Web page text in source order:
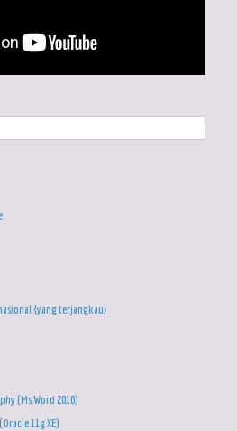
{yang terjangkau}
(Ms.Word 2010)
11g XE)